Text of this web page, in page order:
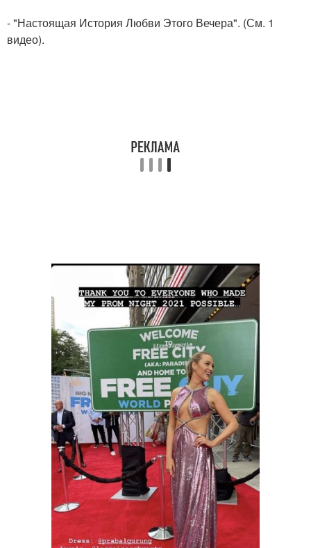
- "Настоящая История Любви Этого Вечера". (См. 1
видео).